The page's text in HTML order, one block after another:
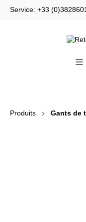
Service: +33
Produits Gants de